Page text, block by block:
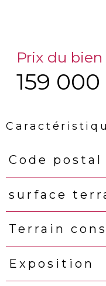
Prix du bien
159
Caractéristiques
Code postal
surface
Terrain
Exposition